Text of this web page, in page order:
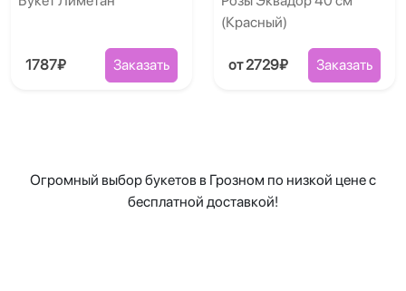
1787₽ Заказать
(Красный)
от 2729₽ Заказать
Огромный выбор букетов в Грозном по низкой цене с
бесплатной доставкой!